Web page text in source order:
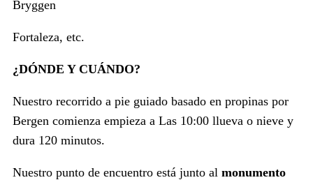
Bryggen
Fortaleza, etc.
¿DÓNDE Y CUÁNDO?
Nuestro recorrido a pie guiado basado en propinas por
Bergen comienza empieza a Las 10:00 llueva o nieve y
dura 120 minutos.
Nuestro punto de encuentro está junto al monumento